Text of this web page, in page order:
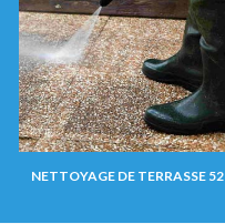
NETTOYAGE DE TERRASSE 52